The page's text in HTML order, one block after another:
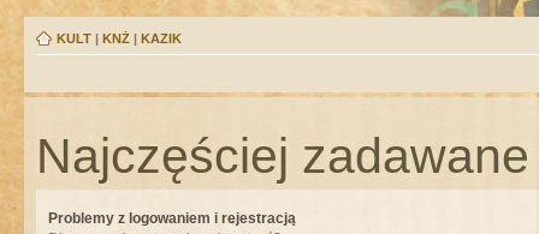
KULT | KNŻ | KAZIK
Najczęściej
Problemy z logowaniem i rejestracją